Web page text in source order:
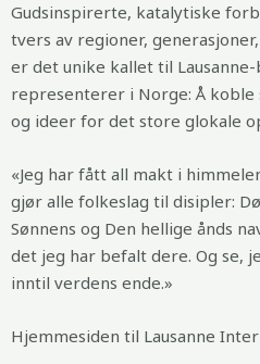
Gudsinspirerte, katalytiske
tvers av regioner,
er det unike kallet til Lausanne-
representerer i Norge: Å koble
og ideer for det store glokale
«Jeg har fått all makt i
gjør alle folkeslag til disipler:
Sønnens og Den hellige ånds
det jeg har befalt dere. Og se,
inntil verdens ende.»
Hjemmesiden til Lausanne